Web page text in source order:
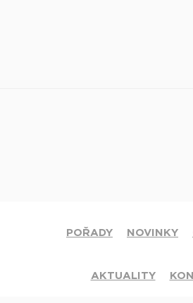
POŘADY NOVINKY
AKTUALITY